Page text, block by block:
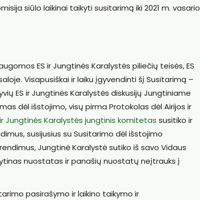
siūlo laikinai taikyti susitarimą iki 2021 m. vasario
ES ir Jungtinės Karalystės piliečių teisės, ES
Visapusiškai ir laiku įgyvendinti šį Susitarimą –
ES ir Jungtinės Karalystės diskusijų Jungtiniame
dėl išstojimo, visų pirma Protokolas dėl Airijos ir
ir Jungtinės Karalystės jungtinis komitetas susitiko ir
susijusius su Susitarimo dėl išstojimo
Jungtinė Karalystė sutiko iš savo Vidaus
nuostatas ir panašių nuostatų neįtrauks į
pasirašymo ir laikino taikymo ir